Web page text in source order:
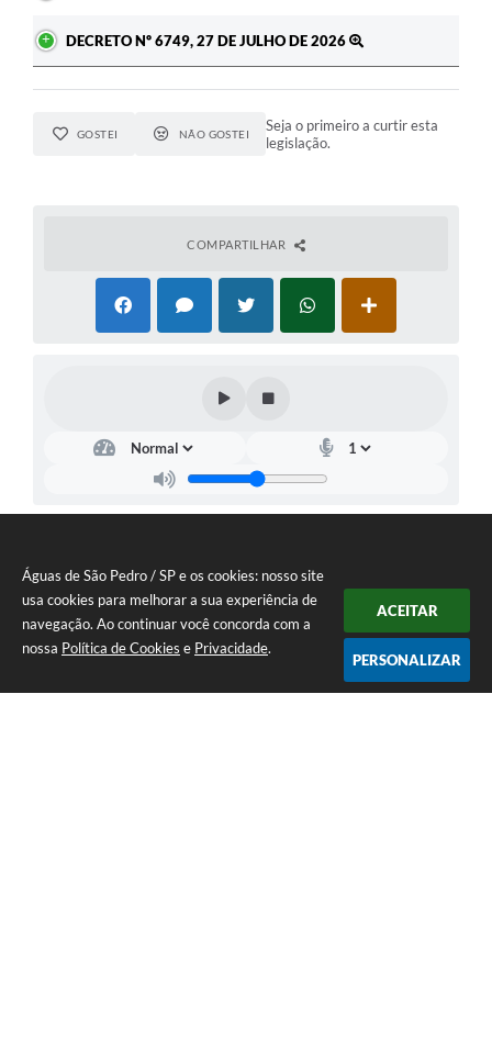
Águas de São Pedro / SP e os cookies: nosso site
usa cookies para melhorar a sua experiência de
navegação. Ao continuar você concorda com a
nossa Política de Cookies e Privacidade.
ACEITAR
PERSONALIZAR
DECRETO Nº 6749, 27 DE JULHO DE 2026
GOSTEI NÃO GOSTEI
Seja o primeiro a curtir esta
legislação.
COMPARTILHAR